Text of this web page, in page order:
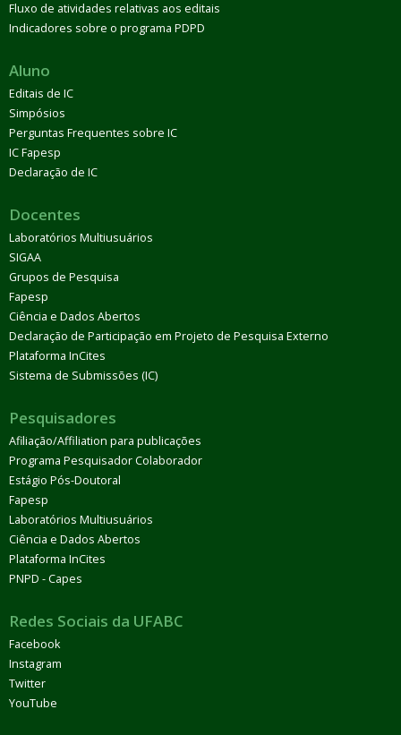
Fluxo de atividades relativas aos editais
Indicadores sobre o programa PDPD
Aluno
Editais de IC
Simpósios
Perguntas Frequentes sobre IC
IC Fapesp
Declaração de IC
Docentes
Laboratórios Multiusuários
SIGAA
Grupos de Pesquisa
Fapesp
Ciência e Dados Abertos
Declaração de Participação em Projeto de Pesquisa Externo
Plataforma InCites
Sistema de Submissões (IC)
Pesquisadores
Afiliação/Affiliation para publicações
Programa Pesquisador Colaborador
Estágio Pós-Doutoral
Fapesp
Laboratórios Multiusuários
Ciência e Dados Abertos
Plataforma InCites
PNPD - Capes
Redes Sociais da UFABC
Facebook
Instagram
Twitter
YouTube